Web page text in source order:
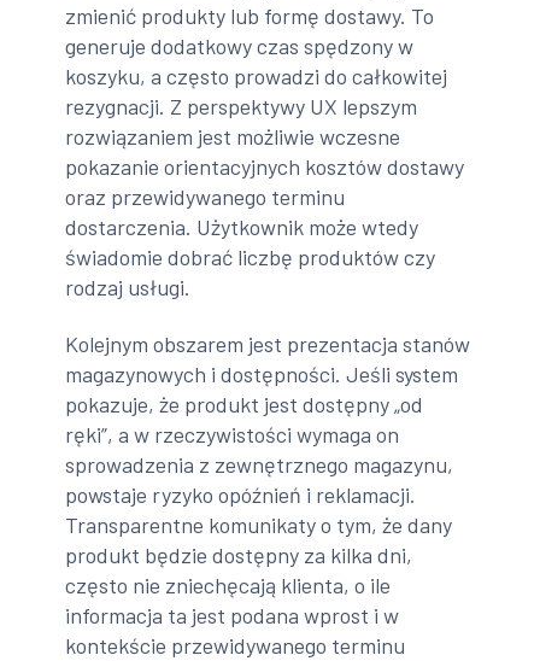
zmienić produkty lub formę dostawy. To
generuje dodatkowy czas spędzony w
koszyku, a często prowadzi do całkowitej
rezygnacji. Z perspektywy UX lepszym
rozwiązaniem jest możliwie wczesne
pokazanie orientacyjnych kosztów dostawy
oraz przewidywanego terminu
dostarczenia. Użytkownik może wtedy
świadomie dobrać liczbę produktów czy
rodzaj usługi.
Kolejnym obszarem jest prezentacja stanów
magazynowych i dostępności. Jeśli system
pokazuje, że produkt jest dostępny „od
ręki”, a w rzeczywistości wymaga on
sprowadzenia z zewnętrznego magazynu,
powstaje ryzyko opóźnień i reklamacji.
Transparentne komunikaty o tym, że dany
produkt będzie dostępny za kilka dni,
często nie zniechęcają klienta, o ile
informacja ta jest podana wprost i w
kontekście przewidywanego terminu